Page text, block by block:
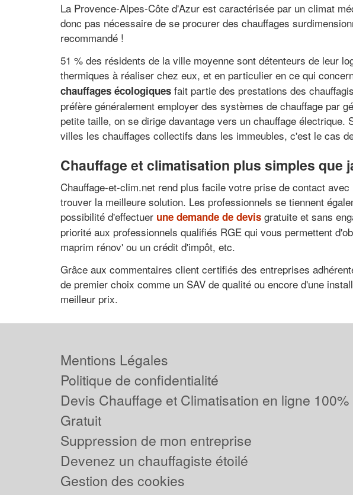
La Provence-Alpes-Côte d'Azur est caractérisée par un climat
donc pas nécessaire de se procurer des chauffages
recommandé !
51 % des résidents de la ville moyenne sont détenteurs de leur
thermiques à réaliser chez eux, et en particulier en ce qui
chauffages écologiques fait partie des prestations des
préfère généralement employer des systèmes de chauffage par
petite taille, on se dirige davantage vers un chauffage
villes les chauffages collectifs dans les immeubles, c'est le cas
Chauffage et climatisation plus simples que
Chauffage-et-clim.net rend plus facile votre prise de contact
trouver la meilleure solution. Les professionnels se tiennent
possibilité d'effectuer une demande de devis gratuite et sans
priorité aux professionnels qualifiés RGE qui vous permettent
maprim rénov' ou un crédit d'impôt, etc.
Grâce aux commentaires client certifiés des entreprises
de premier choix comme un SAV de qualité ou encore d'une
meilleur prix.
Mentions Légales
Politique de confidentialité
Devis Chauffage et Climatisation en ligne 100%
Gratuit
Suppression de mon entreprise
Devenez un chauffagiste étoilé
Gestion des cookies